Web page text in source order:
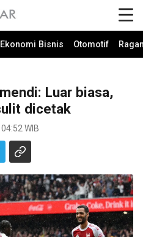
Ekonomi Bisnis Otomotif
Luar biasa,
dicetak
WIB